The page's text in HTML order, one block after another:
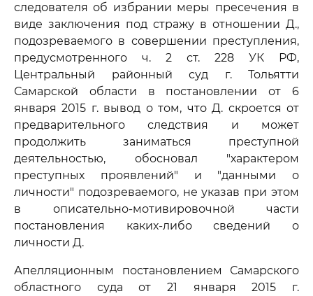
следователя об избрании меры пресечения в
виде заключения под стражу в отношении Д.,
подозреваемого в совершении преступления,
предусмотренного ч. 2 ст. 228 УК РФ,
Центральный районный суд г. Тольятти
Самарской области в постановлении от 6
января 2015 г. вывод о том, что Д. скроется от
предварительного следствия и может
продолжить заниматься преступной
деятельностью, обосновал "характером
преступных проявлений" и "данными о
личности" подозреваемого, не указав при этом
в описательно-мотивировочной части
постановления каких-либо сведений о
личности Д.
Апелляционным постановлением Самарского
областного суда от 21 января 2015 г.